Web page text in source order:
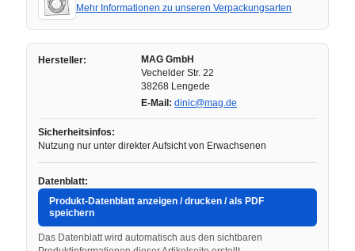
Mehr Informationen zu unseren Verpackungsarten
Hersteller:
MAG GmbH
Vechelder Str. 22
38268 Lengede
E-Mail: dinic@mag.de
Sicherheitsinfos:
Nutzung nur unter direkter Aufsicht von Erwachsenen
Datenblatt:
Produkt-Datenblatt anzeigen / drucken / als PDF
speichern
Das Datenblatt wird automatisch aus den sichtbaren